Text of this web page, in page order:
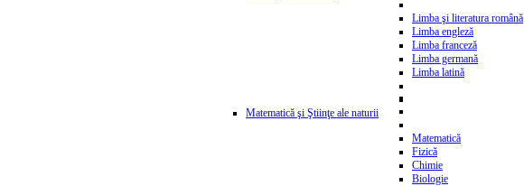
Limba şi literatura română
Limba engleză
Limba franceză
Limba germană
Limba latină
Matematică şi Ştiinţe ale naturii
Matematică
Fizică
Chimie
Biologie